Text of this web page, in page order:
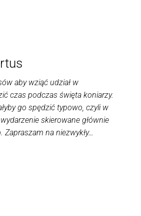
aby wziąć udział w
czas podczas święta koniarzy.
go spędzić typowo, czyli w
skierowane głównie
na niezwykły…